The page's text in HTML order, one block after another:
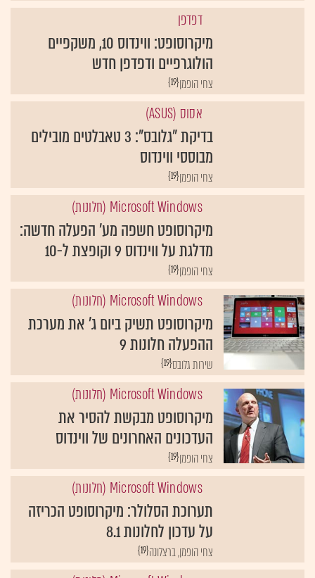
דפדפן
מיקרוסופט: ווינדוס 10, משקפיים
הולוגרפיים ודפדפן חדש
{19}צחי הופמן
אסוס (ASUS)
בדיקת "גלובס": 3 טאבלטים מובילים
מבוססי ווינדוס
{19}צחי הופמן
Microsoft Windows (חלונות)
מיקרוסופט חשפה מע' הפעלה חדשה:
מדלגת על ווינדוס 9 וקופצת ל-10
{19}צחי הופמן
Microsoft Windows (חלונות)
מיקרוסופט תשיק ביום ג' את מערכת
ההפעלה חלונות 9
{19}שירות גלובס
Microsoft Windows (חלונות)
מיקרוסופט מבקשת להסיר את
העדכונים האחרונים של ווינדוס
{19}צחי הופמן
Microsoft Windows (חלונות)
תערוכת הסלולר: מיקרוסופט הכריזה
על עדכון לחלונות 8.1
{19}צחי הופמן, ברצלונה